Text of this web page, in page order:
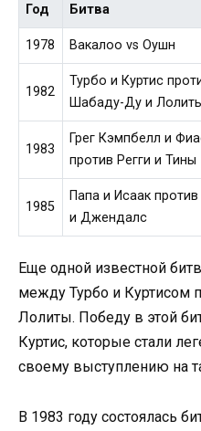
Год Битва
1978 Вакалоо vs Оушн
1982
Турбо и Куртис
Шабаду-Ду и
1983
Грег Кэмпбелл и
против Регги и Тины
1985
Папа и Исаак
и Джендалс
Еще одной известной
между Турбо и Куртисом
Лолиты. Победу в этой
Куртис, которые стали
своему выступлению на
В 1983 году состоялась